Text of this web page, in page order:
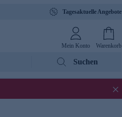
Tagesaktuelle Angebote
Mein Konto Warenkorb
Suchen